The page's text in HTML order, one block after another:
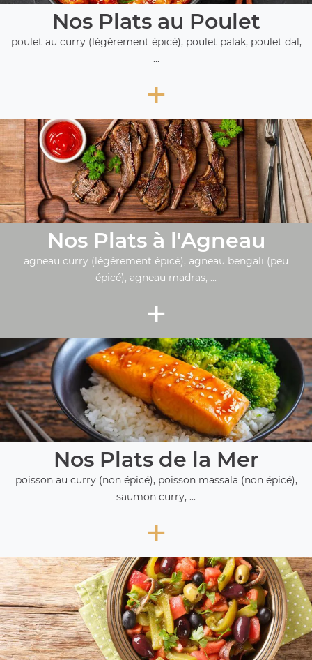
Nos Plats au Poulet
poulet au curry (légèrement épicé), poulet palak, poulet dal,
...
+
Nos Plats à l'Agneau
agneau curry (légèrement épicé), agneau bengali (peu
épicé), agneau madras, ...
+
Nos Plats de la Mer
poisson au curry (non épicé), poisson massala (non épicé),
saumon curry, ...
+